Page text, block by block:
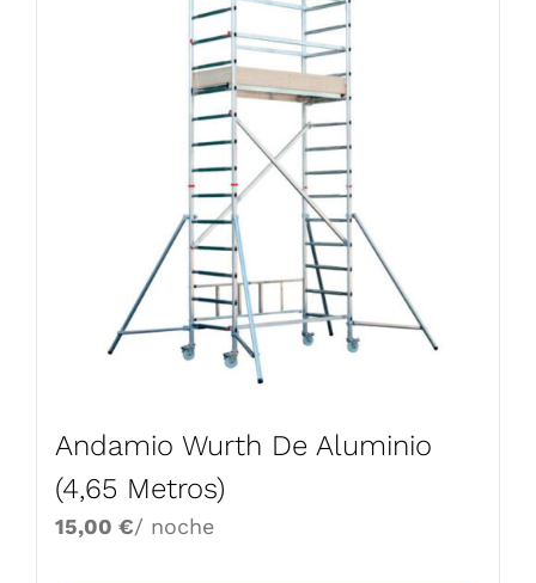
Andamio Wurth De Aluminio
(4,65 Metros)
15,00 €/ noche